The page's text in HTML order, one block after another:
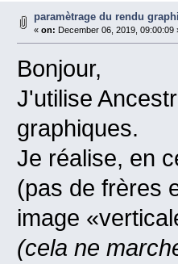
paramètrage du rendu
«on: December 06, 2019, 09:00:09
Bonjour,
J'utilise
graphiques.
Je réalise, en
(pas de frères
image
(cela ne